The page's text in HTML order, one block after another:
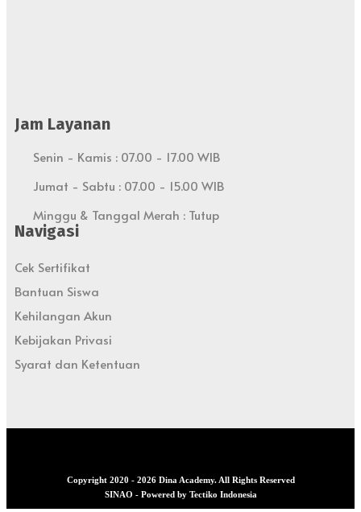
Jam Layanan
Senin - Kamis : 07.00 - 17.00 WIB
Jumat - Sabtu : 07.00 - 15.00 WIB
Minggu & Tanggal Merah : Tutup
Navigasi
Cek Sertifikat
Bantuan Siswa
Kehilangan Akun
Kebijakan Privasi
Syarat dan Ketentuan
Copyright 2020 - 2026 Dina Academy. All Rights Reserved
SINAO - Powered by Tectiko Indonesia